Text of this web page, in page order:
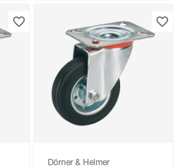
Dörner & Helmer